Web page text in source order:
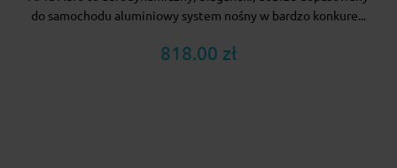
do samochodu aluminiowy system nośny w bardzo konkure...
818.00 zł